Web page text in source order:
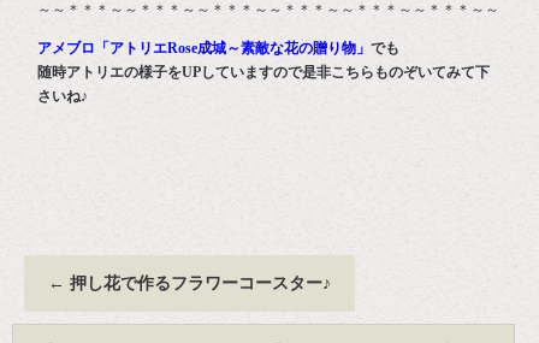
～～＊＊＊～～＊＊＊～～＊＊＊～～＊＊＊～～＊＊＊～～＊＊＊～～
アメブロ 「アトリエRose成城～素敵な花の贈り物」でも
随時アトリエの様子をUPしていますので是非こちらものぞいてみて下
さいね♪
← 押し花で作るフラワーコースター♪